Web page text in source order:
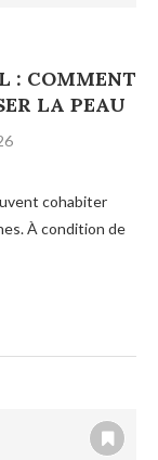
: COMMENT
LA PEAU
cohabiter
À condition de